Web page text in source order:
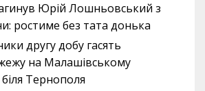
Юрій Лошньовський з
ростиме без тата донька
другу добу гасять
на Малашівському
Тернополя